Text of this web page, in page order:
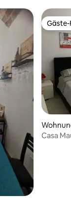
Gäste-
Gäste-
Casa